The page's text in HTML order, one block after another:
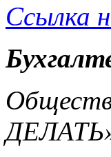
Ссылка